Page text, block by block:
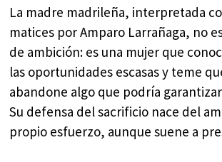
La madre madrileña, interpretada
matices por Amparo Larrañaga, no
de ambición: es una mujer que
las oportunidades escasas y teme
abandone algo que podría
Su defensa del sacrificio nace del
propio esfuerzo, aunque suene a